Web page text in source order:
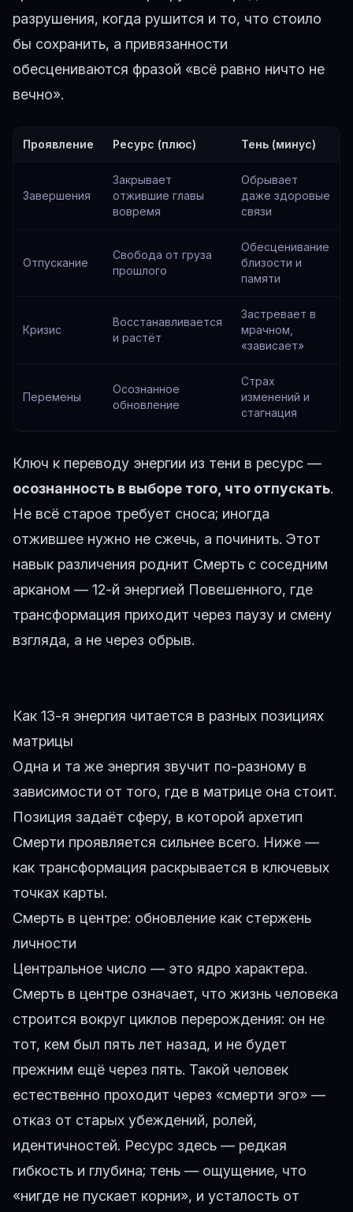
разрушения, когда рушится и то, что стоило
бы сохранить, а привязанности
обесцениваются фразой «всё равно ничто не
вечно».
Проявление Ресурс (плюс) Тень (минус)
Завершения
Закрывает
отжившие главы
вовремя
Обрывает
даже здоровые
связи
Отпускание
Свобода от груза
прошлого
Обесценивание
близости и
памяти
Кризис
Восстанавливается
и растёт
Застревает в
мрачном,
«зависает»
Перемены
Осознанное
обновление
Страх
изменений и
стагнация
Ключ к переводу энергии из тени в ресурс —
осознанность в выборе того, что отпускать.
Не всё старое требует сноса; иногда
отжившее нужно не сжечь, а починить. Этот
навык различения роднит Смерть с соседним
арканом — 12-й энергией Повешенного, где
трансформация приходит через паузу и смену
взгляда, а не через обрыв.
Как 13-я энергия читается в разных позициях
матрицы
Одна и та же энергия звучит по-разному в
зависимости от того, где в матрице она стоит.
Позиция задаёт сферу, в которой архетип
Смерти проявляется сильнее всего. Ниже —
как трансформация раскрывается в ключевых
точках карты.
Смерть в центре: обновление как стержень
личности
Центральное число — это ядро характера.
Смерть в центре означает, что жизнь человека
строится вокруг циклов перерождения: он не
тот, кем был пять лет назад, и не будет
прежним ещё через пять. Такой человек
естественно проходит через «смерти эго» —
отказ от старых убеждений, ролей,
идентичностей. Ресурс здесь — редкая
гибкость и глубина; тень — ощущение, что
«нигде не пускает корни», и усталость от